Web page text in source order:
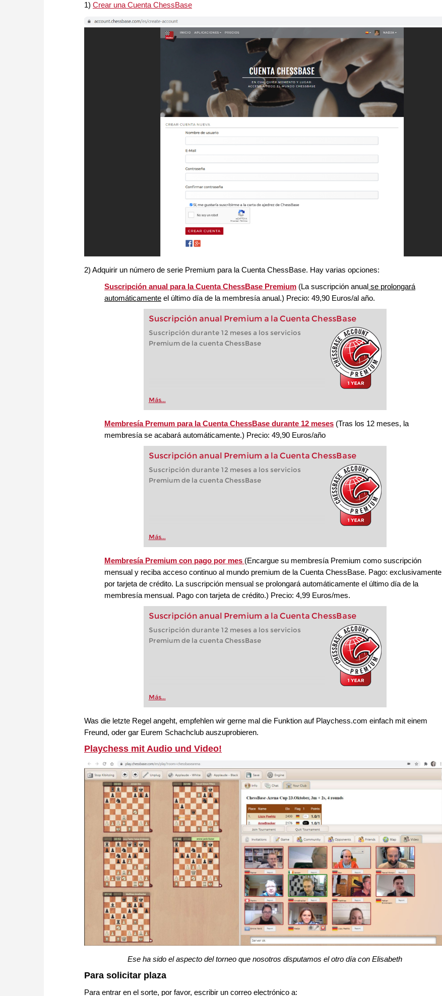
1) Crear una Cuenta ChessBase
2) Adquirir un número de serie Premium para la Cuenta ChessBase. Hay varias opciones:
Suscripción anual para la Cuenta ChessBase Premium (La suscripción anual se prolongará
automáticamente el último día de la membresía anual.) Precio: 49,90 Euros/al año.
Suscripción anual Premium a la Cuenta ChessBase
Suscripción durante 12 meses a los servicios
Premium de la cuenta ChessBase
Más...
Membresía Premum para la Cuenta ChessBase durante 12 meses (Tras los 12 meses, la
membresía se acabará automáticamente.) Precio: 49,90 Euros/año
Suscripción anual Premium a la Cuenta ChessBase
Suscripción durante 12 meses a los servicios
Premium de la cuenta ChessBase
Más...
Membresía Premium con pago por mes (Encargue su membresía Premium como suscripción
mensual y reciba acceso continuo al mundo premium de la Cuenta ChessBase. Pago: exclusivamente
por tarjeta de crédito. La suscripción mensual se prolongará automáticamente el último día de la
membresía mensual. Pago con tarjeta de crédito.) Precio: 4,99 Euros/mes.
Suscripción anual Premium a la Cuenta ChessBase
Suscripción durante 12 meses a los servicios
Premium de la cuenta ChessBase
Más...
Was die letzte Regel angeht, empfehlen wir gerne mal die Funktion auf Playchess.com einfach mit einem
Freund, oder gar Eurem Schachclub auszuprobieren.
Playchess mit Audio und Video!
Ese ha sido el aspecto del torneo que nosotros disputamos el otro día con Elisabeth
Para solicitar plaza
Para entrar en el sorte, por favor, escribir un correo electrónico a: